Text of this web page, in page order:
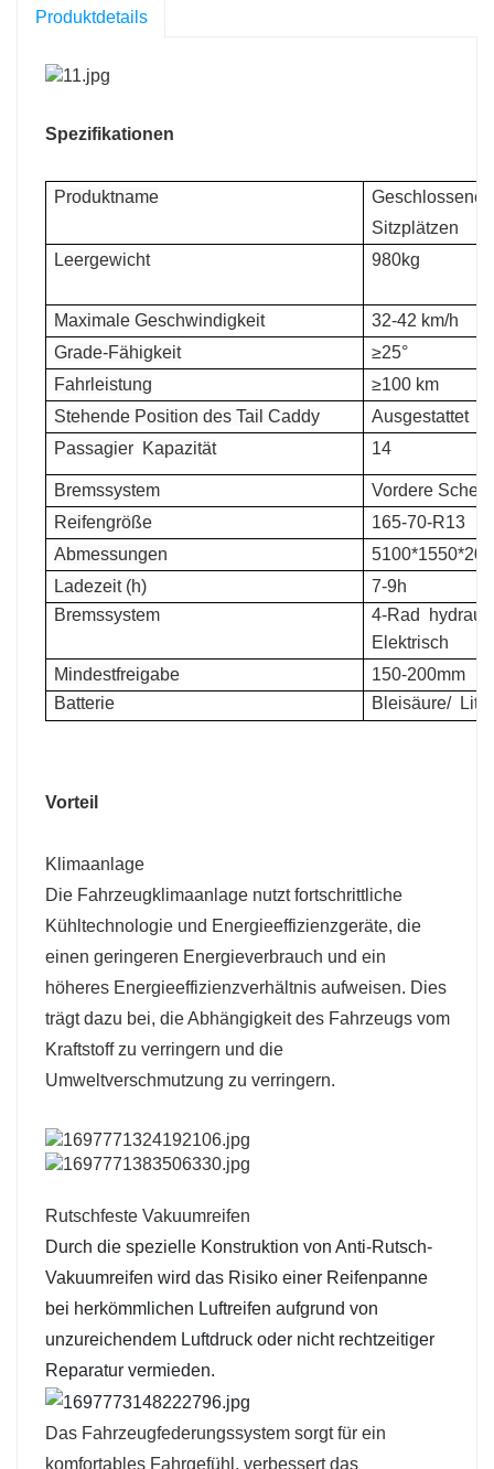
Produktdetails
Spezifikationen
Produktname
Sitzplätzen
Leergewicht
980kg
Maximale Geschwindigkeit
32-42 km/h
Grade-Fähigkeit
≥25°
Fahrleistung
≥100 km
Stehende Position des Tail Caddy
Ausgestattet
Passagier Kapazität 14
Bremssystem
Vordere
Reifengröße
165-70-R13
Abmessungen
Ladezeit (h)
7-9h
Bremssystem
4-Rad
Elektrisch
Mindestfreigabe
150-200mm
Batterie
Bleisäure/
Vorteil
Klimaanlage
Die Fahrzeugklimaanlage nutzt fortschrittliche
Kühltechnologie und Energieeffizienzgeräte, die
einen geringeren Energieverbrauch und ein
höheres Energieeffizienzverhältnis aufweisen. Dies
trägt dazu bei, die Abhängigkeit des Fahrzeugs vom
Kraftstoff zu verringern und die
Umweltverschmutzung zu verringern.
Rutschfeste Vakuumreifen
Durch die spezielle Konstruktion von Anti-Rutsch-
Vakuumreifen wird das Risiko einer Reifenpanne
bei herkömmlichen Luftreifen aufgrund von
unzureichendem Luftdruck oder nicht rechtzeitiger
Reparatur vermieden.
Das Fahrzeugfederungssystem sorgt für ein
komfortables Fahrgefühl, verbessert das